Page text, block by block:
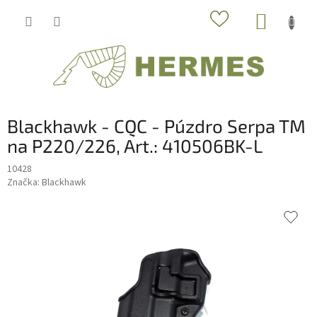
Blackhawk - CQC - Púzdro Serpa TM
na P220/226, Art.: 410506BK-L
10428
Značka: Blackhawk